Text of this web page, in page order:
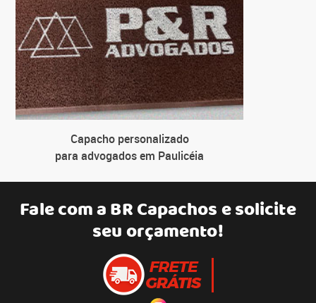
Capacho personalizado
para advogados em Paulicéia
Fale com aBR Capachose solicite
seu orçamento!